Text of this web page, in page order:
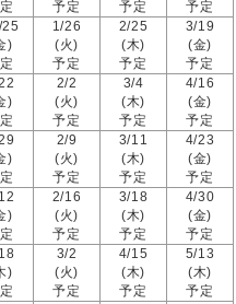
予定
予定
予定
25
)
1/26
(火)
予定
2/25
(木)
予定
3/19
(金)
予定
)
2/2
(火)
予定
3/4
(木)
予定
4/16
(金)
予定
)
2/9
(火)
予定
3/11
(木)
予定
4/23
(金)
予定
)
2/16
(火)
予定
3/18
(木)
予定
4/30
(金)
予定
)
3/2
(火)
予定
4/15
(木)
予定
5/13
(木)
予定